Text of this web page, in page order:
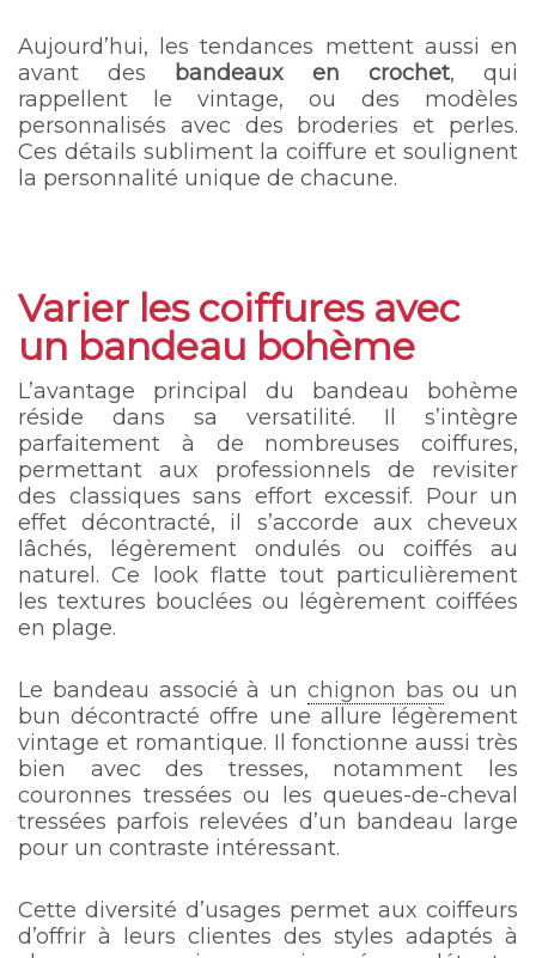
Aujourd’hui, les tendances mettent aussi en
avant des bandeaux en crochet, qui
rappellent le vintage, ou des modèles
personnalisés avec des broderies et perles.
Ces détails subliment la coiffure et soulignent
la personnalité unique de chacune.
Varier les coiffures avec
un bandeau bohème
L’avantage principal du bandeau bohème
réside dans sa versatilité. Il s’intègre
parfaitement à de nombreuses coiffures,
permettant aux professionnels de revisiter
des classiques sans effort excessif. Pour un
effet décontracté, il s’accorde aux cheveux
lâchés, légèrement ondulés ou coiffés au
naturel. Ce look flatte tout particulièrement
les textures bouclées ou légèrement coiffées
en plage.
Le bandeau associé à un chignon bas ou un
bun décontracté offre une allure légèrement
vintage et romantique. Il fonctionne aussi très
bien avec des tresses, notamment les
couronnes tressées ou les queues-de-cheval
tressées parfois relevées d’un bandeau large
pour un contraste intéressant.
Cette diversité d’usages permet aux coiffeurs
d’offrir à leurs clientes des styles adaptés à